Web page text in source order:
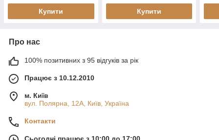
Купити Купити
Про нас
100% позитивних з 95 відгуків за рік
Працює з 10.12.2010
м. Київ
вул. Полярна, 12А, Київ, Україна
Контакти